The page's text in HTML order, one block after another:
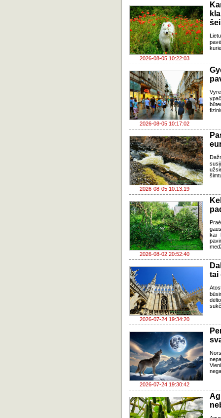
2026-08-05 10:22:03
2026-08-05 10:17:02
2026-08-05 10:13:19
2026-08-02 20:52:40
kai
2026-07-24 19:34:20
tai
2026-07-24 19:30:42